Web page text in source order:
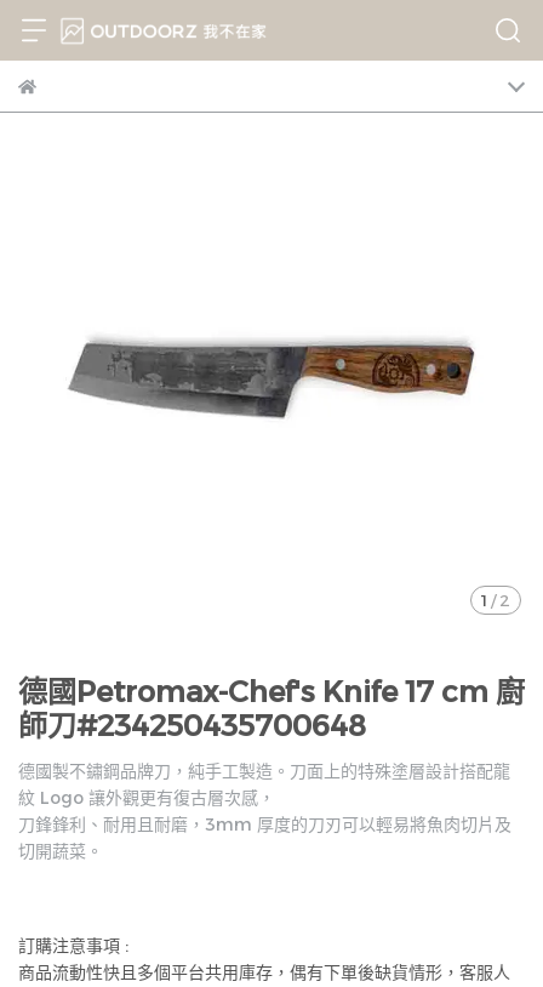
1 / 2
德國Petromax-Chef's Knife 17 cm 廚
師刀#234250435700648
德國製不鏽鋼品牌刀，純手工製造。刀面上的特殊塗層設計搭配龍
紋 Logo 讓外觀更有復古層次感，
刀鋒鋒利、耐用且耐磨，3mm 厚度的刀刃可以輕易將魚肉切片及
切開蔬菜。
訂購注意事項 :
商品流動性快且多個平台共用庫存，偶有下單後缺貨情形，客服人